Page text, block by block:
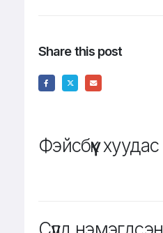
Share this post
Фэйсбүүк хуудас